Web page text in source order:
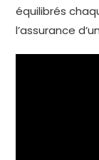
équilibrés
l’assurance